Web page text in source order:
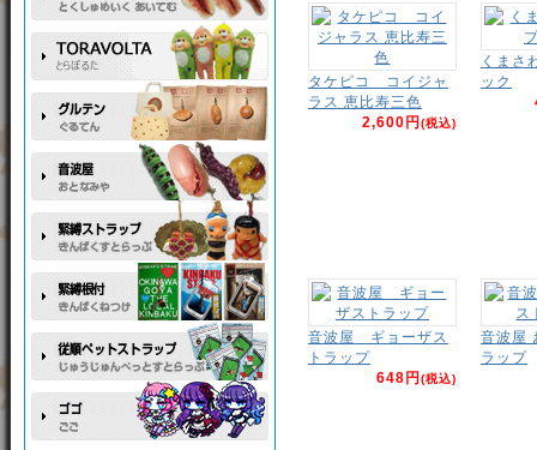
タケピコ コイジャ
ラス 恵比寿三色
2,600円(税込)
くまさ
ック
音波屋 ギョーザス
トラップ
648円(税込)
音波屋
ラップ